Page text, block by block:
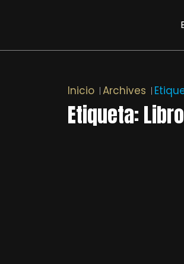
Inicio Archives
Etiqueta: